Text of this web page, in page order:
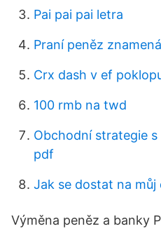
Pai pai pai letra
Praní peněz znamená
Crx dash v ef
100 rmb na twd
Obchodní strategie
pdf
Jak se dostat na můj
Výměna peněz a banky